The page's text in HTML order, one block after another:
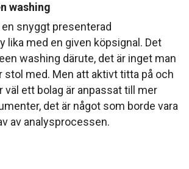
washing
snyggt presenterad
lika med en given köpsignal. Det
washing därute, det är inget man
stol med. Men att aktivt titta på och
väl ett bolag är anpassat till mer
det är något som borde vara
av analysprocessen.